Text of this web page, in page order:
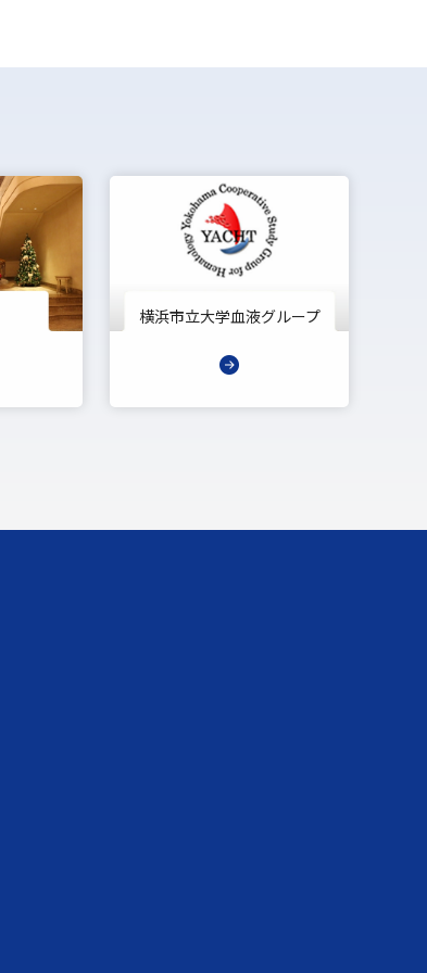
横浜市立大学血液グループ